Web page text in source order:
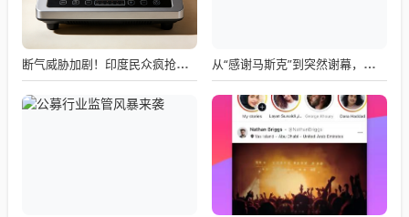
断气威胁加剧！印度民众疯抢电磁炉 制造商将从中国空运部件 从“感谢马斯克”到突然谢幕，千问核心负责人林俊旸自宣卸任